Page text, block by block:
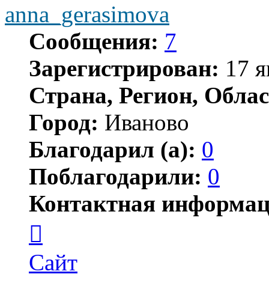
anna_gerasimova
Сообщения: 7
Зарегистрирован: 17
Страна, Регион,
Город: Иваново
Благодарил (а): 0
Поблагодарили: 0
Контактная
пользователя
anna_gerasimova
Сайт